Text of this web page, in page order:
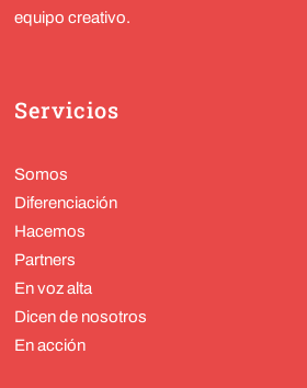
equipo creativo.
Servicios
Somos
Diferenciación
Hacemos
Partners
En voz alta
Dicen de nosotros
En acción